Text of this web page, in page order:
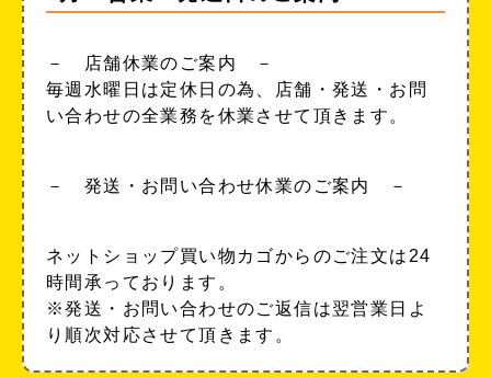
－ 店舗休業のご案内 －
毎週水曜日は定休日の為、店舗・発送・お問
い合わせの全業務を休業させて頂きます。
－ 発送・お問い合わせ休業のご案内 －
ネットショップ買い物カゴからのご注文は24
時間承っております。
※発送・お問い合わせのご返信は翌営業日よ
り順次対応させて頂きます。